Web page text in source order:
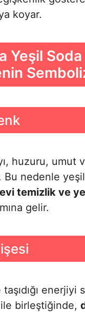
koyar.
Yeşil
huzuru, umut
Bu nedenle
temizlik ve
gelir.
enerjiyi
birleştiğinde,